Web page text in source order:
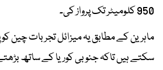
950 کلومیٹر تک پرواز کی۔
ماہرین کے مطابق یہ میزائل تجربات چین
سکتے ہیں تاکہ جنوبی کوریا کے ساتھ